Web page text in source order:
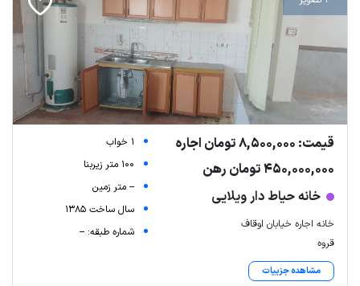
قیمت: 8,500,000 تومان اجاره
450,000,000 تومان رهن
خانه حیاط دار ویلایی
خانه اجاره خیابان اوقاف
قروه
مشاهده جزییات
1 خواب
100 متر زیربنا
-- متر زمین
سال ساخت 1385
شماره طبقه: --